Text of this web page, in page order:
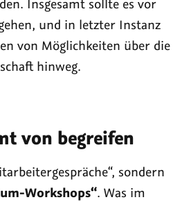
Insgesamt sollte es vor
und in letzter Instanz
von Möglichkeiten über die
hinweg.
von begreifen
sondern
Workshops“. Was im